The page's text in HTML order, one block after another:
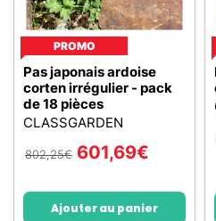
PROMO
Pas japonais ardoise
corten irrégulier - pack
de 18 pièces
CLASSGARDEN
802,25€ 601,69€
Ajouter au panier